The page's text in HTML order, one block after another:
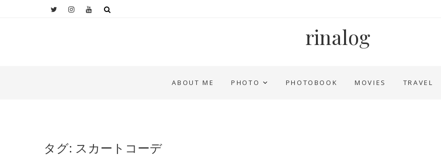
rinalog
ABOUT ME PHOTO PHOTOBOOK MOVIES TRAVEL
タグ: スカートコーデ